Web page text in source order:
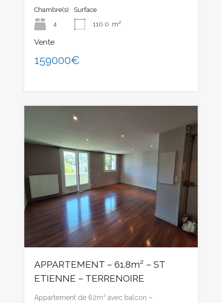
Chambre(s)
4
Surface
110.0 m²
Vente
159000€
APPARTEMENT – 61.8m² – ST
ETIENNE – TERRENOIRE
Appartement de 62m² avec balcon –